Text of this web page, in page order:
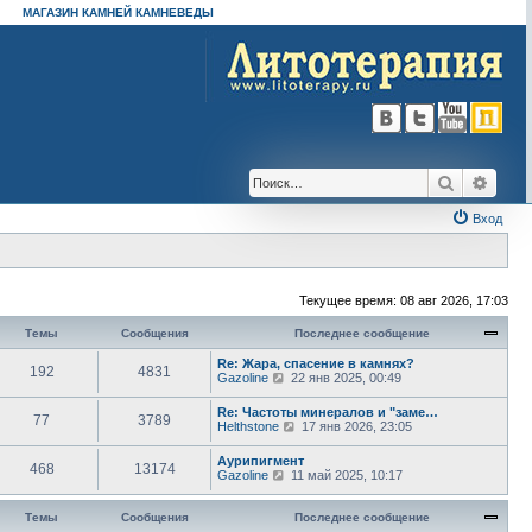
МАГАЗИН КАМНЕЙ КАМНЕВЕДЫ
Поиск
Вход
Текущее время: 08 авг 2026, 17:03
Темы Сообщения Последнее сообщение
192 4831
Re: Жара, спасение в камнях?
Gazoline
П
е
й
т
и
о
22 янв 2025, 00:49
77 3789
Re: Частоты минералов и "заме…
Helthstone
П
е
й
т
и
к
17 янв 2026, 23:05
468 13174
Аурипигмент
Gazoline
П
р
11 май 2025, 10:17
Темы Сообщения Последнее сообщение